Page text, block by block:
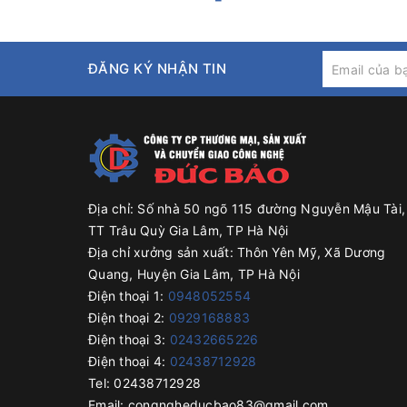
Nên mua Máy Chiết Rót
Hiện nay, có rất nhiều đơn vị cung cấp máy
Tìm hiểu thông tin trên internet:
Tìm kiếm
So sánh giá cả: So sánh giá cả của các đơn vị
Yêu cầu nhà
Đọc đánh giá của khách hàng: Đọc những
dịch vụ của nhà cung cấp.
Lưu ý:
Thông tin về máy chiết rót dung dịch đặc AF-
Bạn nên tham khảo ý kiến của các chuyên gia
ĐĂNG KÝ NHẬN TIN
Địa chỉ: Số nhà 50 ngõ 115 đường Nguyễn Mậu Tài,
TT Trâu Quỳ Gia Lâm, TP Hà Nội
Địa chỉ xưởng sản xuất: Thôn Yên Mỹ, Xã Dương
Quang, Huyện Gia Lâm, TP Hà Nội
Điện thoại 1: 0948052554
Điện thoại 2: 0929168883
Điện thoại 3: 02432665226
Điện thoại 4: 02438712928
Tel: 02438712928